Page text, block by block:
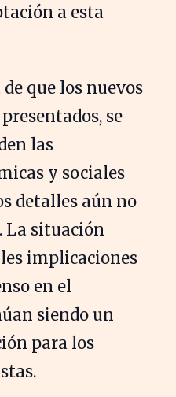
a esta
que los nuevos
se
las
y sociales
detalles aún no
La situación
implicaciones
en el
siendo un
para los